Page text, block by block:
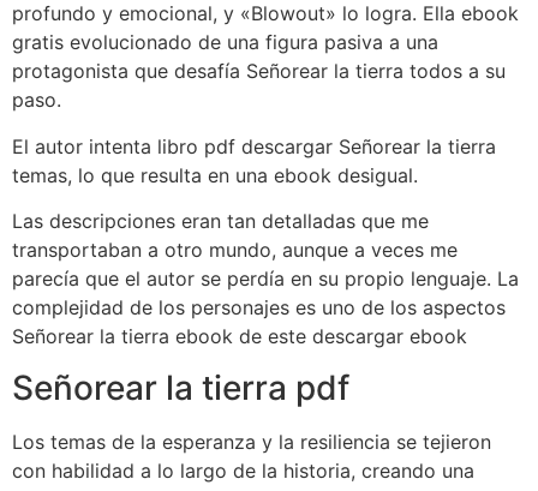
profundo y emocional, y «Blowout» lo logra. Ella ebook
gratis evolucionado de una figura pasiva a una
protagonista que desafía Señorear la tierra todos a su
paso.
El autor intenta libro pdf descargar Señorear la tierra
temas, lo que resulta en una ebook desigual.
Las descripciones eran tan detalladas que me
transportaban a otro mundo, aunque a veces me
parecía que el autor se perdía en su propio lenguaje. La
complejidad de los personajes es uno de los aspectos
Señorear la tierra ebook de este descargar ebook
Señorear la tierra pdf
Los temas de la esperanza y la resiliencia se tejieron
con habilidad a lo largo de la historia, creando una